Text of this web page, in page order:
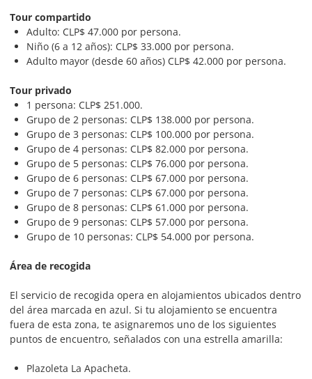
Tour compartido
Adulto: CLP$ 47.000 por persona.
Niño (6 a 12 años): CLP$ 33.000 por persona.
Adulto mayor (desde 60 años) CLP$ 42.000 por persona.
Tour privado
1 persona: CLP$ 251.000.
Grupo de 2 personas: CLP$ 138.000 por persona.
Grupo de 3 personas: CLP$ 100.000 por persona.
Grupo de 4 personas: CLP$ 82.000 por persona.
Grupo de 5 personas: CLP$ 76.000 por persona.
Grupo de 6 personas: CLP$ 67.000 por persona.
Grupo de 7 personas: CLP$ 67.000 por persona.
Grupo de 8 personas: CLP$ 61.000 por persona.
Grupo de 9 personas: CLP$ 57.000 por persona.
Grupo de 10 personas: CLP$ 54.000 por persona.
Área de recogida
El servicio de recogida opera en alojamientos ubicados dentro
del área marcada en azul. Si tu alojamiento se encuentra
fuera de esta zona, te asignaremos uno de los siguientes
puntos de encuentro, señalados con una estrella amarilla:
Plazoleta La Apacheta.